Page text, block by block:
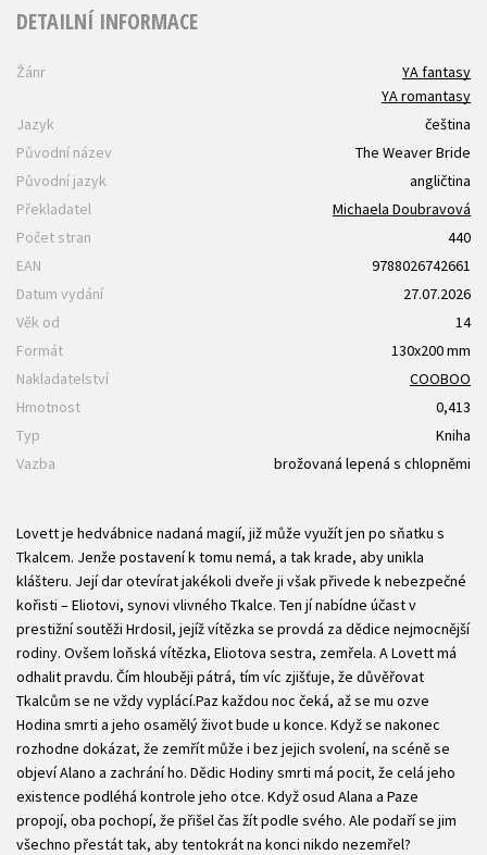
DETAILNÍ INFORMACE
Žánr
YA fantasy
YA romantasy
Jazyk
čeština
Původní název
The Weaver Bride
Původní jazyk
angličtina
Překladatel
Michaela Doubravová
Počet stran
440
EAN
9788026742661
Datum vydání
27.07.2026
Věk od
14
Formát
130x200 mm
Nakladatelství
COOBOO
Hmotnost
0,413
Typ
Kniha
Vazba
brožovaná lepená s chlopněmi
Lovett je hedvábnice nadaná magií, již může využít jen po sňatku s
Tkalcem. Jenže postavení k tomu nemá, a tak krade, aby unikla
klášteru. Její dar otevírat jakékoli dveře ji však přivede k nebezpečné
kořisti – Eliotovi, synovi vlivného Tkalce. Ten jí nabídne účast v
prestižní soutěži Hrdosil, jejíž vítězka se provdá za dědice nejmocnější
rodiny. Ovšem loňská vítězka, Eliotova sestra, zemřela. A Lovett má
odhalit pravdu. Čím hlouběji pátrá, tím víc zjišťuje, že důvěřovat
Tkalcům se ne vždy vyplácí.Paz každou noc čeká, až se mu ozve
Hodina smrti a jeho osamělý život bude u konce. Když se nakonec
rozhodne dokázat, že zemřít může i bez jejich svolení, na scéně se
objeví Alano a zachrání ho. Dědic Hodiny smrti má pocit, že celá jeho
existence podléhá kontrole jeho otce. Když osud Alana a Paze
propojí, oba pochopí, že přišel čas žít podle svého. Ale podaří se jim
všechno přestát tak, aby tentokrát na konci nikdo nezemřel?